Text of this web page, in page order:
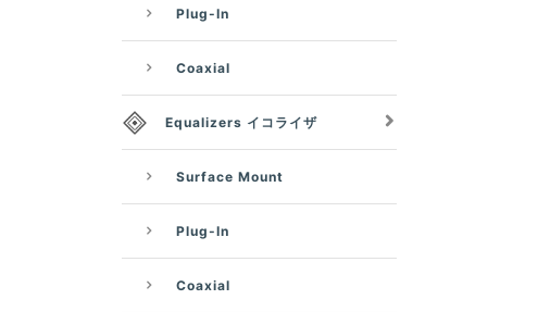
Plug-In
Coaxial
Equalizers イコライザ
Surface Mount
Plug-In
Coaxial